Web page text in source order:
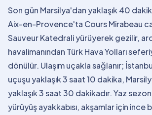
Son gün Marsilya'dan yaklaşık 40
Aix-en-Provence'ta Cours Mirabeau
Sauveur Katedrali yürüyerek gezilir,
havalimanından Türk Hava Yolları
dönülür. Ulaşım uçakla sağlanır;
uçuşu yaklaşık 3 saat 10 dakika,
yaklaşık 3 saat 30 dakikadır. Yaz
yürüyüş ayakkabısı, akşamlar için ince